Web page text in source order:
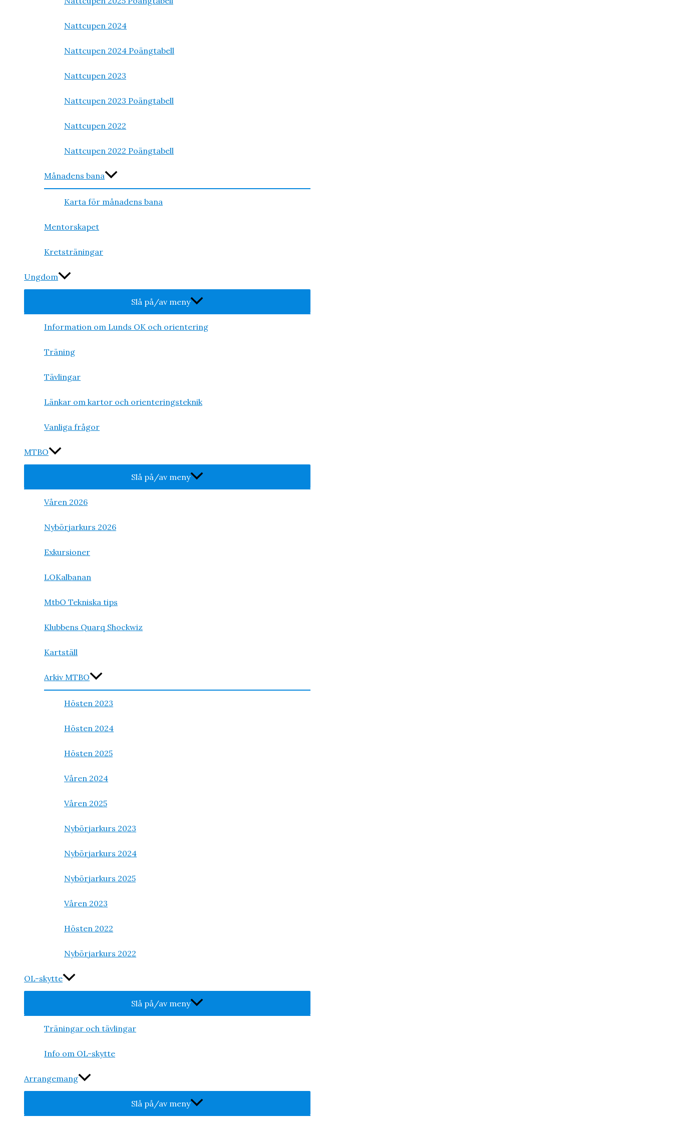
Nattcupen 2024
Nattcupen 2024 Poängtabell
Nattcupen 2023
Nattcupen 2023 Poängtabell
Nattcupen 2022
Nattcupen 2022 Poängtabell
Månadens bana
Karta för månadens bana
Mentorskapet
Kretsträningar
Ungdom
Slå på/av meny
Information om Lunds OK och orientering
Träning
Tävlingar
Länkar om kartor och orienteringsteknik
Vanliga frågor
MTBO
Slå på/av meny
Våren 2026
Nybörjarkurs 2026
Exkursioner
LOKalbanan
MtbO Tekniska tips
Klubbens Quarq Shockwiz
Kartställ
Arkiv MTBO
Hösten 2023
Hösten 2024
Hösten 2025
Våren 2024
Våren 2025
Nybörjarkurs 2023
Nybörjarkurs 2024
Nybörjarkurs 2025
Våren 2023
Hösten 2022
Nybörjarkurs 2022
OL-skytte
Slå på/av meny
Träningar och tävlingar
Info om OL-skytte
Arrangemang
Slå på/av meny